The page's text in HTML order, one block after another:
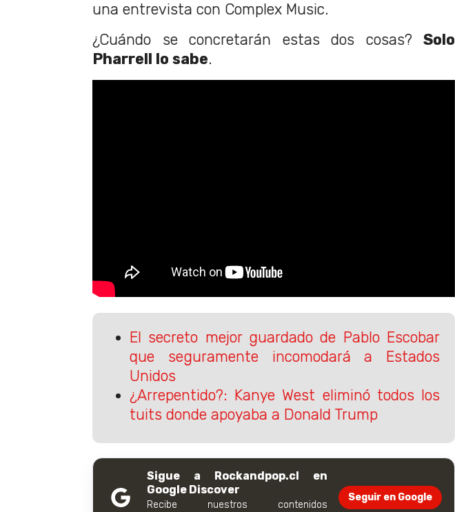
una entrevista con Complex Music.
¿Cuándo se concretarán estas dos cosas? Solo
Pharrell lo sabe.
El secreto mejor guardado de Pablo Escobar
que seguramente incomodará a Estados
Unidos
¿Arrepentido?: Kanye West eliminó todos los
tuits donde apoyaba a Donald Trump
Sigue a Rockandpop.cl en
Google Discover
Recibe nuestros contenidos
Seguir en Google